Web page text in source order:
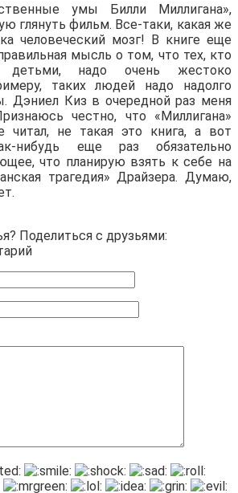
умы Билли Миллигана»,
глянуть фильм. Все-таки, какая же
человеческий мозг! В книге еще
мысль о том, что тех, кто
детьми, надо очень жестоко
таких людей надо надолго
Дэниел Киз в очередной раз меня
честно, что «Миллигана»
читал, не такая это книга, а вот
нибудь еще раз обязательно
что планирую взять к себе на
трагедия» Драйзера. Думаю,
Поделиться с друзьями: